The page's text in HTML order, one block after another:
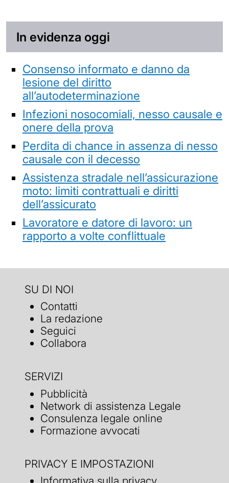
In evidenza oggi
Consenso informato e danno da
lesione del diritto
all’autodeterminazione
Infezioni nosocomiali, nesso causale e
onere della prova
Perdita di chance in assenza di nesso
causale con il decesso
Assistenza stradale nell’assicurazione
moto: limiti contrattuali e diritti
dell’assicurato
Lavoratore e datore di lavoro: un
rapporto a volte conflittuale
SU DI NOI
Contatti
La redazione
Seguici
Collabora
SERVIZI
Pubblicità
Network di assistenza Legale
Consulenza legale online
Formazione avvocati
PRIVACY E IMPOSTAZIONI